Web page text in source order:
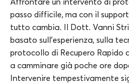
passo difficile, ma con il
tutto cambia. Il Dott. Vanni
basato sull’esperienza, sulla
protocollo di Recupero Rapido
a camminare già poche ore
Intervenire tempestivamente